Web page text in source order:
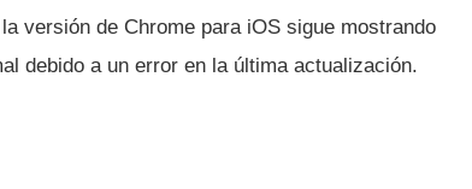
versión de Chrome para iOS sigue mostrando
debido a un error en la última actualización.